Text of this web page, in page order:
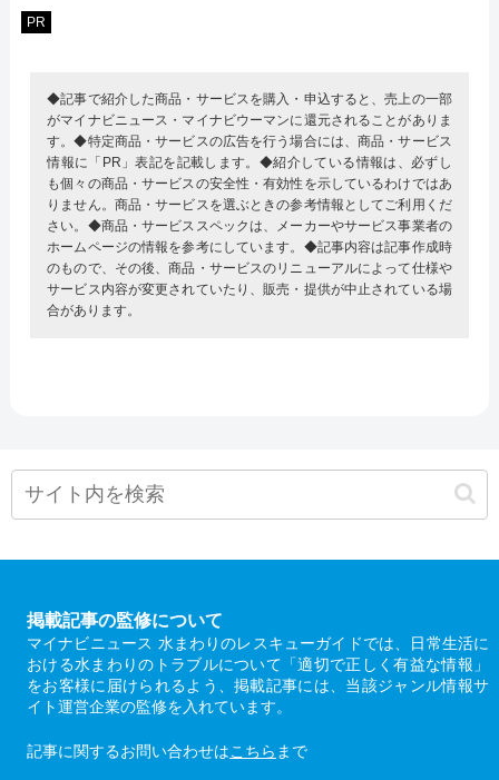
PR
◆記事で紹介した商品・サービスを購入・申込すると、売上の一部
がマイナビニュース・マイナビウーマンに還元されることがありま
す。◆特定商品・サービスの広告を行う場合には、商品・サービス
情報に「PR」表記を記載します。◆紹介している情報は、必ずし
も個々の商品・サービスの安全性・有効性を示しているわけではあ
りません。商品・サービスを選ぶときの参考情報としてご利用くだ
さい。◆商品・サービススペックは、メーカーやサービス事業者の
ホームページの情報を参考にしています。◆記事内容は記事作成時
のもので、その後、商品・サービスのリニューアルによって仕様や
サービス内容が変更されていたり、販売・提供が中止されている場
合があります。
掲載記事の監修について
マイナビニュース 水まわりのレスキューガイドでは、日常生活に
おける水まわりのトラブルについて「適切で正しく有益な情報」
をお客様に届けられるよう、掲載記事には、当該ジャンル情報サ
イト運営企業の監修を入れています。
記事に関するお問い合わせはこちら まで